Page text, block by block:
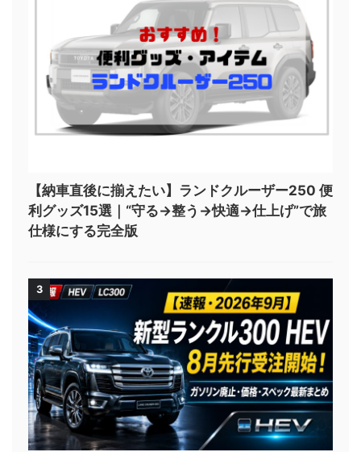
【納車直後に揃えたい】ランドクルーザー250 便
利グッズ15選｜“守る→整う→快適→仕上げ”で旅
仕様にする完全版
3